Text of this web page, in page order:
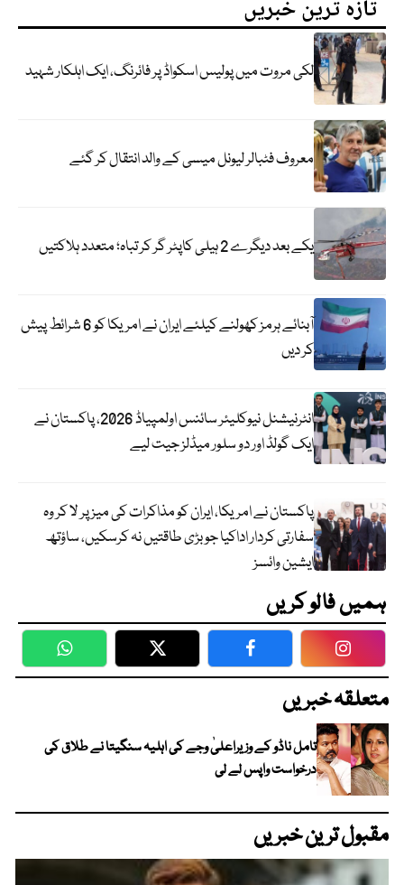
تازہ ترین خبریں
لکی مروت میں پولیس اسکواڈ پر فائرنگ، ایک اہلکار شہید
معروف فٹبالر لیونل میسی کے والد انتقال کر گئے
یکے بعد دیگرے 2 ہیلی کاپٹر گر کر تباہ؛ متعدد ہلاکتیں
آبنائے ہرمز کھولنے کیلئے ایران نے امریکا کو 6 شرائط پیش
کر دیں
انٹرنیشنل نیوکلیئر سائنس اولمپیاڈ 2026، پاکستان نے
ایک گولڈ اور دو سلور میڈلز جیت لیے
پاکستان نے امریکا، ایران کو مذاکرات کی میز پر لا کر وہ
سفارتی کردار اداکیا جو بڑی طاقتیں نہ کرسکیں، ساؤتھ
ایشین وائسز
ہمیں فالو کریں
WhatsApp Twitter Facebook
متعلقہ خبریں
تامل ناڈو کے وزیراعلیٰ وجے کی اہلیہ سنگیتا نے طلاق کی
درخواست واپس لے لی
مقبول ترین خبریں